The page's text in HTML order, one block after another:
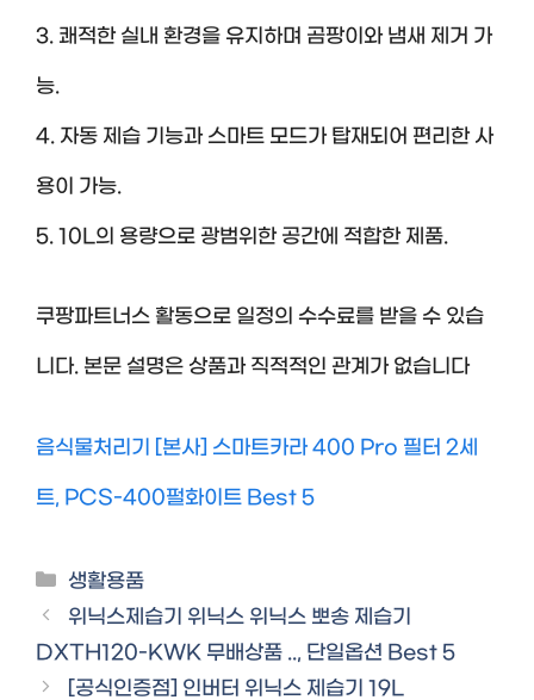
3. 쾌적한 실내 환경을 유지하며 곰팡이와 냄새 제거 가
능.
4. 자동 제습 기능과 스마트 모드가 탑재되어 편리한 사
용이 가능.
5. 10L의 용량으로 광범위한 공간에 적합한 제품.
쿠팡파트너스 활동으로 일정의 수수료를 받을 수 있습
니다. 본문 설명은 상품과 직적적인 관계가 없습니다
음식물처리기 [본사] 스마트카라 400 Pro 필터 2세
트, PCS-400펄화이트 Best 5
Categories
생활용품
위닉스제습기 위닉스 위닉스 뽀송 제습기
DXTH120-KWK 무배상품 .., 단일옵션 Best 5
[공식인증점] 인버터 위닉스 제습기 19L